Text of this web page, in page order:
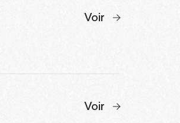
Voir
Voir